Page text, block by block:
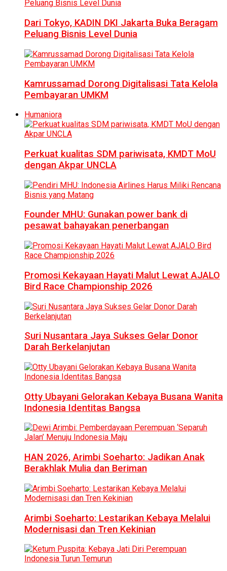
Dari Tokyo, KADIN DKI Jakarta Buka Beragam
Peluang Bisnis Level Dunia
Kamrussamad Dorong Digitalisasi Tata Kelola
Pembayaran UMKM
Humaniora
Perkuat kualitas SDM pariwisata, KMDT MoU
dengan Akpar UNCLA
Founder MHU: Gunakan power bank di
pesawat bahayakan penerbangan
Promosi Kekayaan Hayati Malut Lewat AJALO
Bird Race Championship 2026
Suri Nusantara Jaya Sukses Gelar Donor
Darah Berkelanjutan
Otty Ubayani Gelorakan Kebaya Busana Wanita
Indonesia Identitas Bangsa
HAN 2026, Arimbi Soeharto: Jadikan Anak
Berakhlak Mulia dan Beriman
Arimbi Soeharto: Lestarikan Kebaya Melalui
Modernisasi dan Tren Kekinian